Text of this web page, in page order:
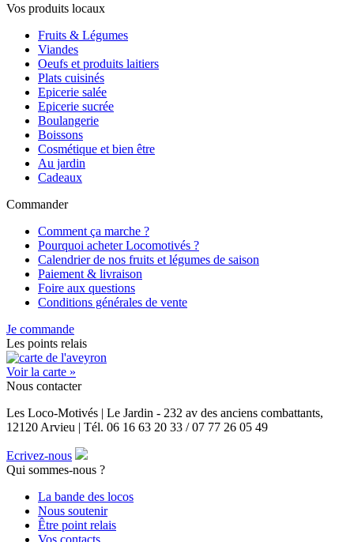
Vos produits locaux
Fruits & Légumes
Viandes
Oeufs et produits laitiers
Plats cuisinés
Epicerie salée
Epicerie sucrée
Boulangerie
Boissons
Cosmétique et bien être
Au jardin
Cadeaux
Commander
Comment ça marche ?
Pourquoi acheter Locomotivés ?
Calendrier de nos fruits et légumes de saison
Paiement & livraison
Foire aux questions
Conditions générales de vente
Je commande
Les points relais
Voir la carte »
Nous contacter
Les Loco-Motivés | Le Jardin - 232 av des anciens combattants,
12120 Arvieu | Tél. 06 16 63 20 33 / 07 77 26 05 49
Ecrivez-nous
Qui sommes-nous ?
La bande des locos
Nous soutenir
Être point relais
Vos contacts